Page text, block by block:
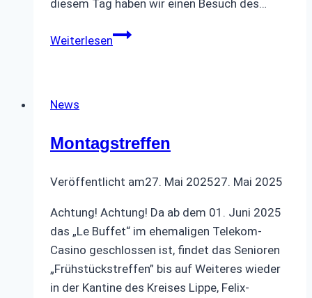
diesem Tag haben wir einen Besuch des…
WeiterlesenMuseum
News
Montagstreffen
Veröffentlicht am27. Mai 202527. Mai 2025
Achtung! Achtung! Da ab dem 01. Juni 2025
das „Le Buffet“ im ehemaligen Telekom-
Casino geschlossen ist, findet das Senioren
„Frühstückstreffen” bis auf Weiteres wieder
in der Kantine des Kreises Lippe, Felix-